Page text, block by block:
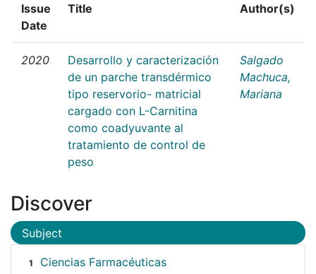
Issue
Date
Title Author(s)
2020
Desarrollo y caracterización
de un parche transdérmico
tipo reservorio- matricial
cargado con L-Carnitina
como coadyuvante al
tratamiento de control de
peso
Salgado
Machuca,
Mariana
Discover
Subject
1 Ciencias Farmacéuticas